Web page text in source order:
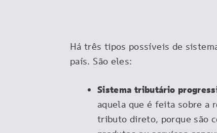
Há três tipos possíveis de
país. São eles:
Sistema tributário
aquela que é feita sobre a
tributo direto, porque são